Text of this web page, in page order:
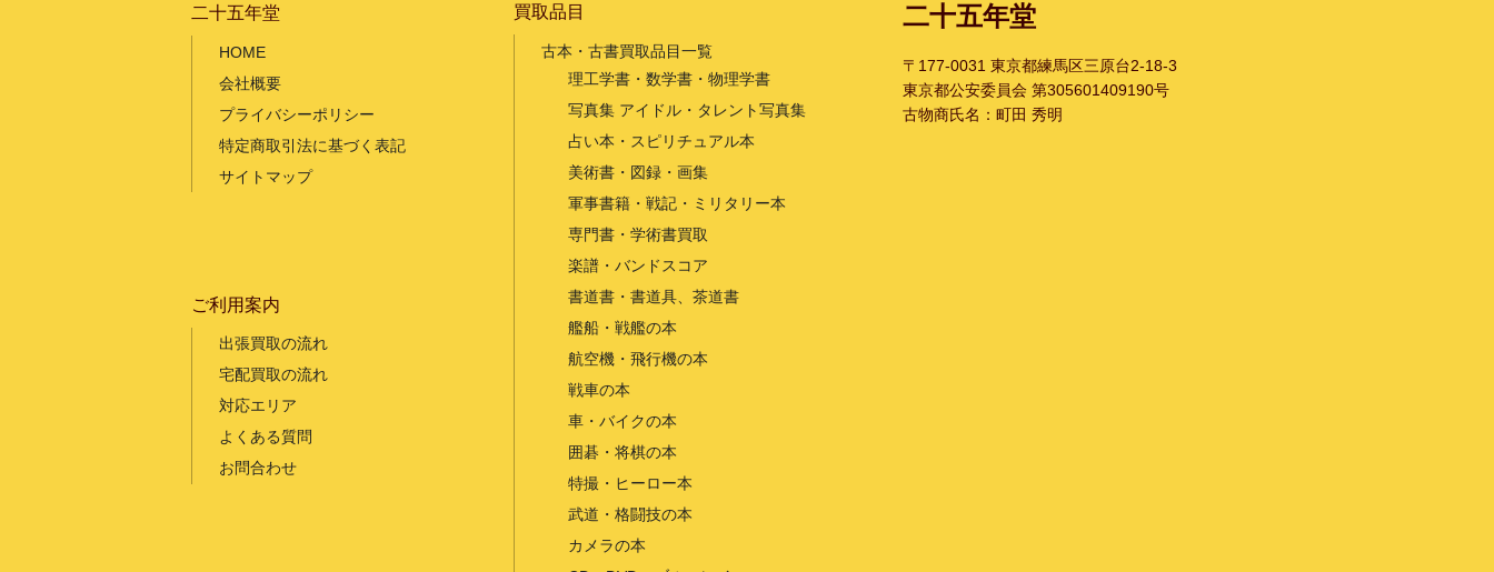
二十五年堂
HOME
会社概要
プライバシーポリシー
特定商取引法に基づく表記
サイトマップ
買取品目
古本・古書買取品目一覧
理工学書・数学書・物理学書
写真集 アイドル・タレント写真集
占い本・スピリチュアル本
美術書・図録・画集
軍事書籍・戦記・ミリタリー本
専門書・学術書買取
楽譜・バンドスコア
書道書・書道具、茶道書
艦船・戦艦の本
航空機・飛行機の本
戦車の本
車・バイクの本
囲碁・将棋の本
特撮・ヒーロー本
武道・格闘技の本
カメラの本
ご利用案内
出張買取の流れ
宅配買取の流れ
対応エリア
よくある質問
お問合わせ
二十五年堂
〒177-0031 東京都練馬区三原台2-18-3
東京都公安委員会 第305601409190号
古物商氏名：町田 秀明